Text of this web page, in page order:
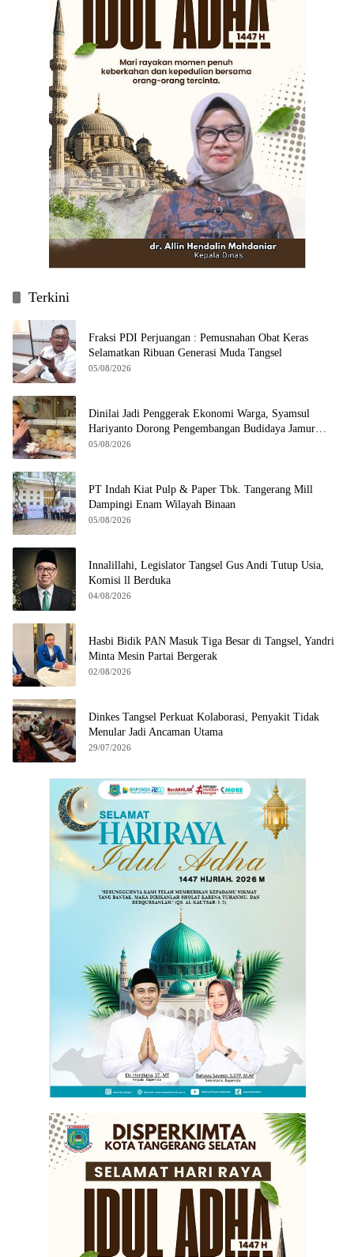
Terkini
Fraksi PDI Perjuangan : Pemusnahan Obat Keras
Selamatkan Ribuan Generasi Muda Tangsel
05/08/2026
Dinilai Jadi Penggerak Ekonomi Warga, Syamsul
Hariyanto Dorong Pengembangan Budidaya Jamur
Crispy di Serpong
05/08/2026
PT Indah Kiat Pulp & Paper Tbk. Tangerang Mill
Dampingi Enam Wilayah Binaan
05/08/2026
Innalillahi, Legislator Tangsel Gus Andi Tutup Usia,
Komisi ll Berduka
04/08/2026
Hasbi Bidik PAN Masuk Tiga Besar di Tangsel, Yandri
Minta Mesin Partai Bergerak
02/08/2026
Dinkes Tangsel Perkuat Kolaborasi, Penyakit Tidak
Menular Jadi Ancaman Utama
29/07/2026